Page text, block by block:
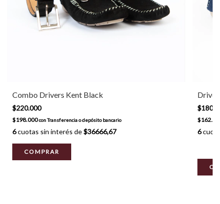
Combo Drivers Kent Black
$220.000
$198.000conTransferencia o depósito bancario
6cuotas sin interés de$36666,67
COMPRAR
6